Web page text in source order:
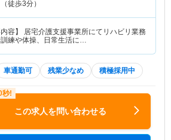
徒歩3分）
内容】 居宅介護支援事業所にてリハビリ業務
訓練や体操、日常生活に…
車通勤可 残業少なめ 積極採用中
この求人を問い合わせる